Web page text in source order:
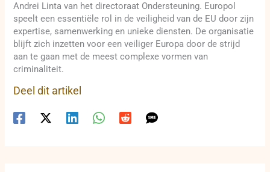
Andrei Linta van het directoraat Ondersteuning. Europol
speelt een essentiële rol in de veiligheid van de EU door zijn
expertise, samenwerking en unieke diensten. De organisatie
blijft zich inzetten voor een veiliger Europa door de strijd
aan te gaan met de meest complexe vormen van
criminaliteit.
Deel dit artikel